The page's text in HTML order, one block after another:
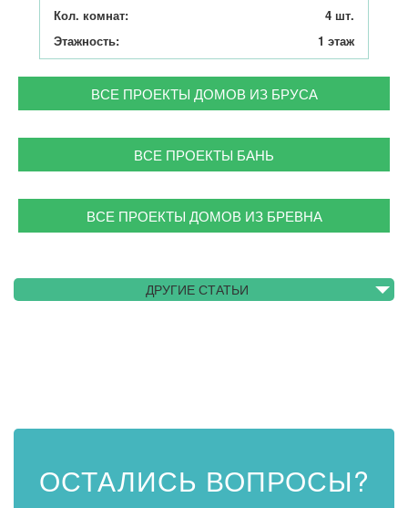
Кол. комнат:
4 шт.
Этажность:
1 этаж
ВСЕ ПРОЕКТЫ ДОМОВ ИЗ БРУСА
ВСЕ ПРОЕКТЫ БАНЬ
ВСЕ ПРОЕКТЫ ДОМОВ ИЗ БРЕВНА
ДРУГИЕ СТАТЬИ
ОСТАЛИСЬ ВОПРОСЫ?